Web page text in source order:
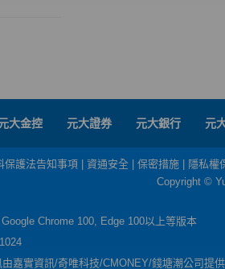
大金控 元大證券 元大銀行 元
保護法告知事項 資通安全 保密措施 隱私權
Copyright ©
Chrome 100, Edge 100以上等版本
由嘉實資訊/奇唯科技/CMONEY/錢塘潮公司提供